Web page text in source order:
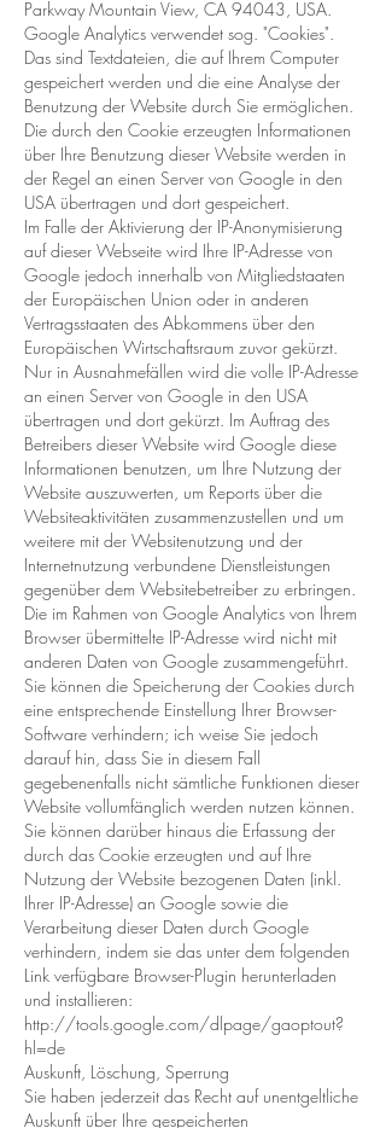
Parkway Mountain View, CA 94043, USA.
Google Analytics verwendet sog. "Cookies".
Das sind Textdateien, die auf Ihrem Computer
gespeichert werden und die eine Analyse der
Benutzung der Website durch Sie ermöglichen.
Die durch den Cookie erzeugten Informationen
über Ihre Benutzung dieser Website werden in
der Regel an einen Server von Google in den
USA übertragen und dort gespeichert.
Im Falle der Aktivierung der IP-Anonymisierung
auf dieser Webseite wird Ihre IP-Adresse von
Google jedoch innerhalb von Mitgliedstaaten
der Europäischen Union oder in anderen
Vertragsstaaten des Abkommens über den
Europäischen Wirtschaftsraum zuvor gekürzt.
Nur in Ausnahmefällen wird die volle IP-Adresse
an einen Server von Google in den USA
übertragen und dort gekürzt. Im Auftrag des
Betreibers dieser Website wird Google diese
Informationen benutzen, um Ihre Nutzung der
Website auszuwerten, um Reports über die
Websiteaktivitäten zusammenzustellen und um
weitere mit der Websitenutzung und der
Internetnutzung verbundene Dienstleistungen
gegenüber dem Websitebetreiber zu erbringen.
Die im Rahmen von Google Analytics von Ihrem
Browser übermittelte IP-Adresse wird nicht mit
anderen Daten von Google zusammengeführt.
Sie können die Speicherung der Cookies durch
eine entsprechende Einstellung Ihrer Browser-
Software verhindern; ich weise Sie jedoch
darauf hin, dass Sie in diesem Fall
gegebenenfalls nicht sämtliche Funktionen dieser
Website vollumfänglich werden nutzen können.
Sie können darüber hinaus die Erfassung der
durch das Cookie erzeugten und auf Ihre
Nutzung der Website bezogenen Daten (inkl.
Ihrer IP-Adresse) an Google sowie die
Verarbeitung dieser Daten durch Google
verhindern, indem sie das unter dem folgenden
Link verfügbare Browser-Plugin herunterladen
und installieren:
http://tools.google.com/dlpage/gaoptout?
hl=de
Auskunft, Löschung, Sperrung
Sie haben jederzeit das Recht auf unentgeltliche
Auskunft über Ihre gespeicherten